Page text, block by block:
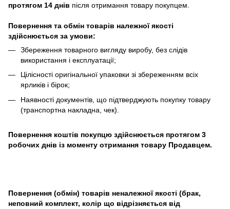
протягом 14 днів після отримання товару покупцем.
Повернення та обмін товарів належної якості
здійснюється за умови:
Збереження товарного вигляду виробу, без слідів
використання і експлуатації;
Цілісності оригінальної упаковки зі збереженням всіх
ярликів і бірок;
Наявності документів, що підтверджують покупку товару
(транспортна накладна, чек).
Повернення коштів покупцю здійснюється протягом 3
робочих днів із моменту отримання товару Продавцем.
Повернення (обмін) товарів неналежної якості (брак,
неповний комплект, колір що відрізняється від